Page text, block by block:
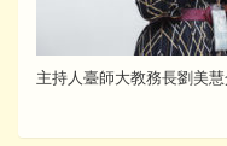
主持人臺師大教務長劉美